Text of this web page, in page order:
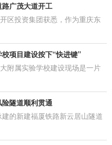
广茂大道开工
区投资集团获悉，作为重庆东
项目建设按下“快进键”
附属实验学校建设现场是一片
隧道顺利贯通
的新建福厦铁路新云居山隧道